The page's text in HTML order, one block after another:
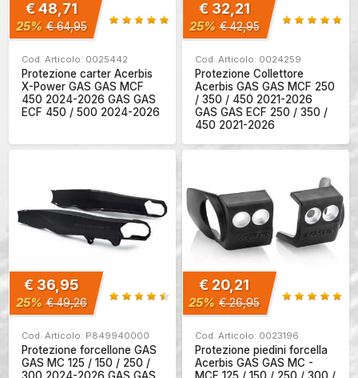
€ 48,71
25% € 64,95
Cod. Articolo: 0025442
Protezione carter Acerbis
X-Power GAS GAS MCF
450 2024-2026 GAS GAS
ECF 450 / 500 2024-2026
€ 32,21
25% € 42,95
Cod. Articolo: 0024259
Protezione Collettore
Acerbis GAS GAS MCF 250
/ 350 / 450 2021-2026
GAS GAS ECF 250 / 350 /
450 2021-2026
€ 36,95
25% € 49,26
Cod. Articolo: P849940000
Protezione forcellone GAS
GAS MC 125 / 150 / 250 /
300 2024-2026 GAS GAS
€ 20,21
25% € 26,95
Cod. Articolo: 0023196
Protezione piedini forcella
Acerbis GAS GAS MC -
MCF 125 / 150 / 250 / 300 /